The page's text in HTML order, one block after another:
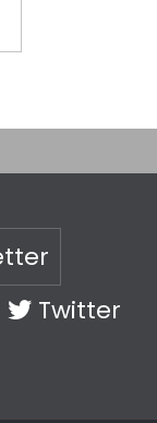
Twitter